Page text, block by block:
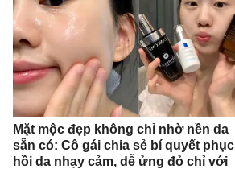
Mặt mộc đẹp không chỉ nhờ nền da
sẵn có: Cô gái chia sẻ bí quyết phục
hồi da nhạy cảm, dễ ửng đỏ chỉ với